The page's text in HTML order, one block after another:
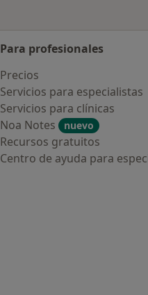
Para profesionales
Precios
Servicios para especialistas
Servicios para clínicas
Noa Notes
nuevo
Recursos gratuitos
Centro de ayuda para